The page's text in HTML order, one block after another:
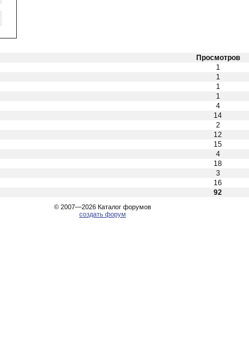
Просмотров
1
1
1
1
4
14
2
12
15
4
18
3
16
92
© 2007—2026 Каталог форумов
создать форум